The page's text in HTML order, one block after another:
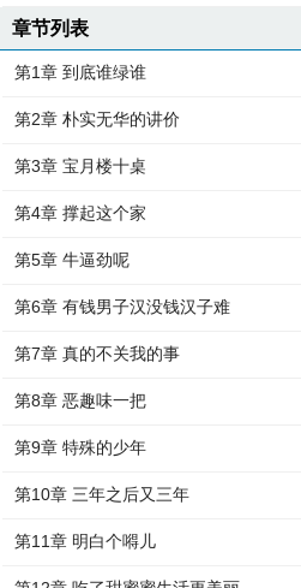
章节列表
第1章 到底谁绿谁
第2章 朴实无华的讲价
第3章 宝月楼十桌
第4章 撑起这个家
第5章 牛逼劲呢
第6章 有钱男子汉没钱汉子难
第7章 真的不关我的事
第8章 恶趣味一把
第9章 特殊的少年
第10章 三年之后又三年
第11章 明白个嘚儿